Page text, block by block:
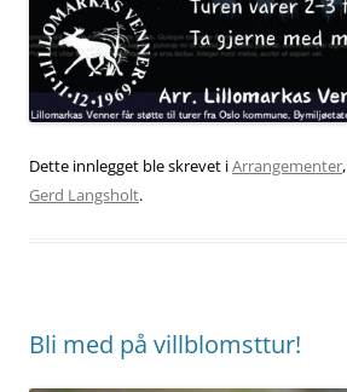
Dette innlegget ble skrevet iArrangementer,
Gerd Langsholt.
Bli med på villblomsttur!